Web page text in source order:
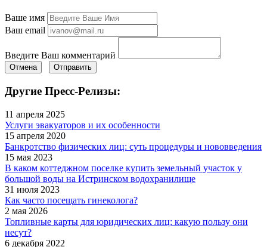
Ваше имя
Ваш email
Введите Ваш комментарий
Отмена Отправить
Другие Пресс-Релизы:
11 апреля 2025
Услуги эвакуаторов и их особенности
15 апреля 2020
Банкротство физических лиц: суть процедуры и нововведения
15 мая 2023
В каком коттеджном поселке купить земельный участок у
большой воды на Истринском водохранилище
31 июля 2023
Как часто посещать гинеколога?
2 мая 2026
Топливные карты для юридических лиц: какую пользу они
несут?
6 декабря 2022